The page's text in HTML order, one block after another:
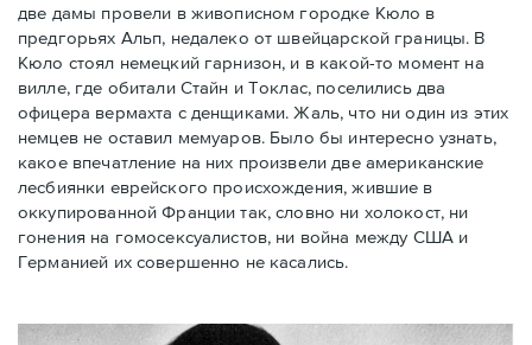
две дамы провели в живописном городке Кюло в
предгорьях Альп, недалеко от швейцарской границы. В
Кюло стоял немецкий гарнизон, и в какой-то момент на
вилле, где обитали Стайн и Токлас, поселились два
офицера вермахта с денщиками. Жаль, что ни один из этих
немцев не оставил мемуаров. Было бы интересно узнать,
какое впечатление на них произвели две американские
лесбиянки еврейского происхождения, жившие в
оккупированной Франции так, словно ни холокост, ни
гонения на гомосексуалистов, ни война между США и
Германией их совершенно не касались.